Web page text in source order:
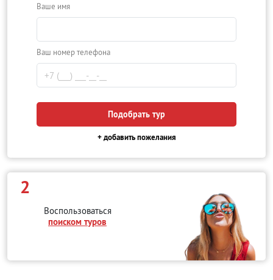
Ваше имя
Ваш номер телефона
Подобрать тур
+ добавить пожелания
2
Воспользоваться
поиском туров